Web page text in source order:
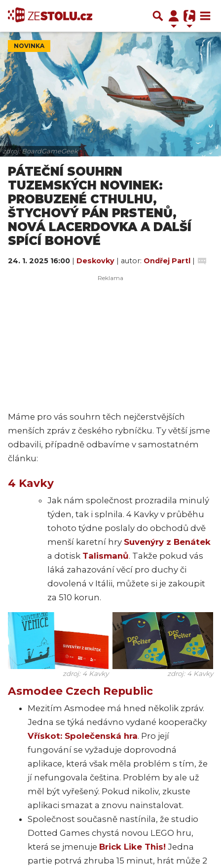
NOVINKA
zdroj: BoardGameGeek
PÁTEČNÍ SOUHRN
TUZEMSKÝCH NOVINEK:
PROBUZENÉ CTHULHU,
ŠTYCHOVÝ PÁN PRSTENŮ,
NOVÁ LACERDOVKA A DALŠÍ
SPÍCÍ BOHOVÉ
24. 1. 2025 16:00 | Deskovky | autor: Ondřej Partl |
Máme pro vás souhrn těch nejčerstvějších
menších zpráv z českého rybníčku. Ty větší jsme
odbavili, případně odbavíme v samostatném
článku:
4 Kavky
Jak nám společnost prozradila minulý
týden, tak i splnila. 4 Kavky v průběhu
tohoto týdne poslaly do obchodů dvě
menší karetní hry Suvenýry z Benátek
a dotisk Talismanů. Takže pokud vás
láká zahazování věcí pro duchy či
dovolená v Itálii, můžete si je zakoupit
za 510 korun.
zdroj: 4 Kavky zdroj: 4 Kavky
Asmodee Czech Republic
Mezitím Asmodee má hned několik zpráv.
Jedna se týká nedávno vydané kooperačky
Vřískot: Společenská hra. Pro její
fungování se vyžaduje doprovodná
aplikace, která však měla problém s tím, že
jí nefungovala čeština. Problém by ale už
měl být vyřešený. Pokud nikoliv, zkuste
aplikaci smazat a znovu nainstalovat.
Společnost současně nastínila, že studio
Dotted Games chystá novou LEGO hru,
která se jmenuje Brick Like This! Jedna
partie potrvá zhruba 15 minut, hrát může 2